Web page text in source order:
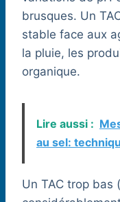
brusques. Un
stable face aux
la pluie, les
organique.
Lire aussi :
au sel:
Un TAC trop bas